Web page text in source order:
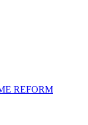
REFORM